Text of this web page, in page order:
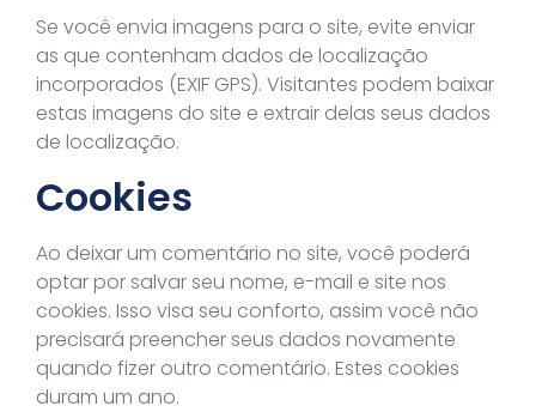
Se você envia imagens para o site, evite enviar
as que contenham dados de localização
incorporados (EXIF GPS). Visitantes podem baixar
estas imagens do site e extrair delas seus dados
de localização.
Cookies
Ao deixar um comentário no site, você poderá
optar por salvar seu nome, e-mail e site nos
cookies. Isso visa seu conforto, assim você não
precisará preencher seus dados novamente
quando fizer outro comentário. Estes cookies
duram um ano.